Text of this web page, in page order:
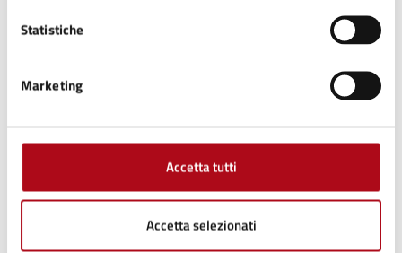
Statistiche
Marketing
Accetta tutti
Accetta selezionati
sabato 10-12 e 15-17;
domenica 15-17 e su prenotazione per le scuole.
Ufficio Scuola, Cultura, Turismo